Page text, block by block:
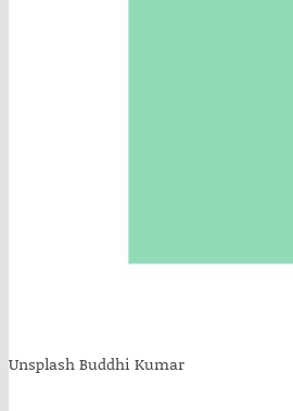
Unsplash Buddhi Kumar